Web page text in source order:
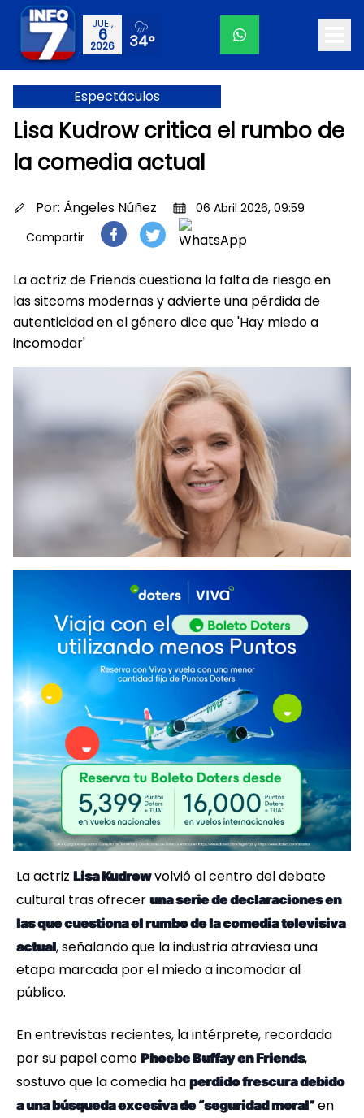
JUE.,
6
2026 34°
Espectáculos
Lisa Kudrow critica el rumbo de
la comedia actual
Por: Ángeles Núñez
06 Abril 2026, 09:59
Compartir
La actriz de Friends cuestiona la falta de riesgo en
las sitcoms modernas y advierte una pérdida de
autenticidad en el género dice que 'Hay miedo a
incomodar'
La actriz Lisa Kudrowvolvió al centro del debate
cultural tras ofrecer una serie de declaraciones en
las que cuestiona el rumbo de la comedia televisiva
actual, señalando que la industria atraviesa una
etapa marcada por el miedo a incomodar al
público.
En entrevistas recientes, la intérprete, recordada
por su papel como Phoebe Buffay en Friends,
sostuvo que la comedia ha perdido frescura debido
a una búsqueda excesiva de “seguridad moral”en